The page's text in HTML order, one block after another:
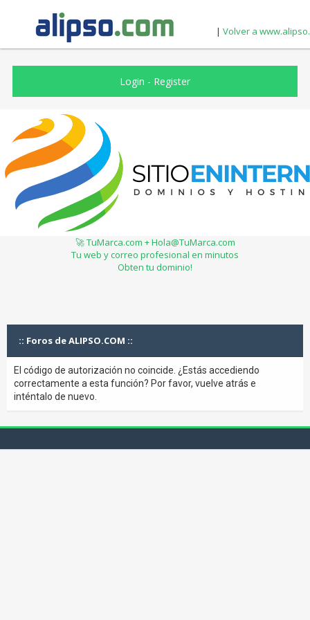
| Volver a
Login - Register
🚀 TuMarca.com + Hola@TuMarca.com
Tu web y correo profesional en minutos
Obten tu dominio!
:: Foros de ALIPSO.COM ::
El código de autorización no coincide. ¿Estás accediendo
correctamente a esta función? Por favor, vuelve atrás e
inténtalo de nuevo.